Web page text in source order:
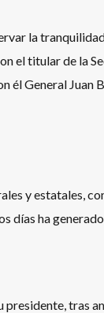
la
el titular de la
él General Juan
y estatales,
días ha
tras